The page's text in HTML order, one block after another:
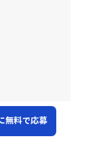
無料で応募